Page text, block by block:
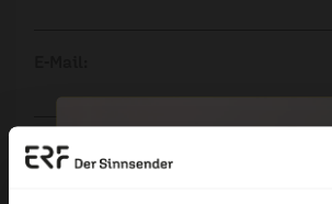
Die E-Mail-Adresse wird nicht veröffentlicht.
Kommentar: